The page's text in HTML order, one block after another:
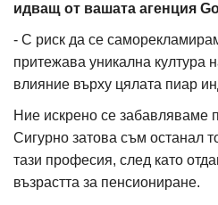
идващ от вашата агенция
- С риск да се
притежава уникална култура
влияние върху цялата пиар
Ние искрено се забавляваме
Сигурно затова съм останал
тази професия, след като
възрастта за пенсиониране.